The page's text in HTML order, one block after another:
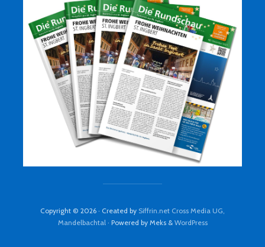
Copyright © 2026 · Created by Siffrin.net Cross Media UG,
Mandelbachtal· Powered by Meks & WordPress